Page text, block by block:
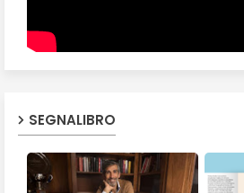
SEGNALIBRO